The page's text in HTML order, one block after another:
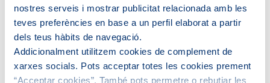
nostres serveis i mostrar publicitat relacionada amb les
teves preferències en base a un perfil elaborat a partir
dels teus hàbits de navegació.
Addicionalment utilitzem cookies de complement de
xarxes socials. Pots acceptar totes les cookies prement
“Acceptar cookies”. També pots permetre o rebutjar les